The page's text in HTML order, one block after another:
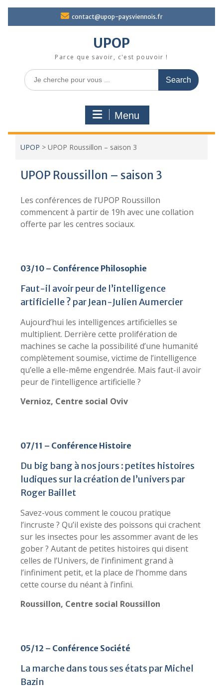
contact@upop-paysviennois.fr
UPOP
Parce que savoir, c'est pouvoir !
Search
for:
Menu
UPOP > UPOP Roussillon – saison 3
UPOP Roussillon – saison 3
Les conférences de l’UPOP Roussillon
commencent à partir de 19h avec une collation
offerte par les centres sociaux.
03/10 – Conférence Philosophie
Faut-il avoir peur de l’intelligence
artificielle ? par Jean-Julien Aumercier
Aujourd’hui les intelligences artificielles se
multiplient. Derrière cette prolifération de
machines se cache la possibilité d’une humanité
complètement soumise, victime de l’intelligence
qu’elle a elle-même engendrée. Mais faut-il avoir
peur de l’intelligence artificielle ?
Vernioz, Centre social Oviv
07/11 – Conférence Histoire
Du big bang à nos jours : petites histoires
ludiques sur la création de l’univers par
Roger Baillet
Savez-vous comment le coucou pratique
l’incruste ? Qu’il existe des poissons qui crachent
sur les insectes pour les assommer avant de les
gober ? Autant de petites histoires qui disent
celles de l’Univers, de l’infiniment grand à
l’infiniment petit, et la place de l’homme dans
cette course du néant à l’infini.
Roussillon, Centre social Roussillon
05/12 – Conférence Société
La marche dans tous ses états par Michel
Bazin